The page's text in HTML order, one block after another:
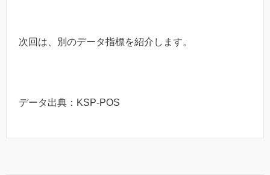
次回は、別のデータ指標を紹介します。
データ出典：KSP-POS